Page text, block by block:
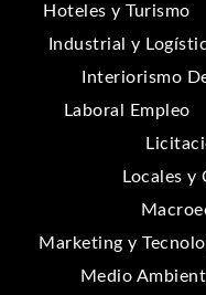
Hoteles y Turismo
Industrial y
Interiorismo
Laboral Empleo
Locales y
Marketing y
Medio